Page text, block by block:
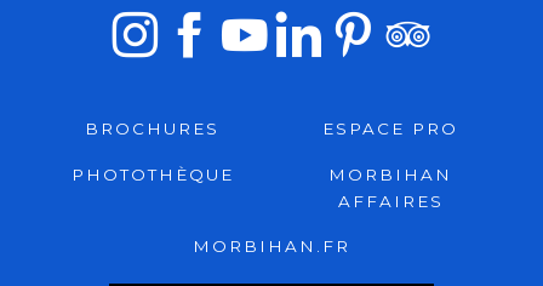
BROCHURES ESPACE PRO
PHOTOTHÈQUE
MORBIHAN
AFFAIRES
MORBIHAN.FR